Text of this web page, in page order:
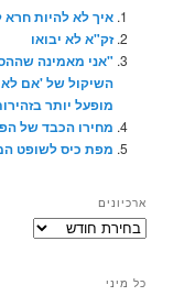
איך לא להיות חרא
זק"א לא יבואו
"אני מאמינה
השיקול של 'אם לא
מופעל יותר
מחירו הכבד של
מפת כיס לשופט
ארכיונים
ארכיונים
כל מיני